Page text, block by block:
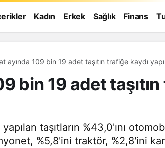
Kadın Erkek Sağlık Finans
ayında 109 bin 19 adet taşıtın trafiğe kaydı
bin 19 adet
taşıtların %43,0'ını
%5,8'ini traktör, %2,8'ini